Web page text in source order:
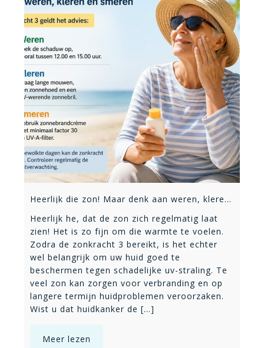
Heerlijk die zon! Maar denk aan weren, kleren en smeren
Heerlijk he, dat de zon zich regelmatig laat
zien! Het is zo fijn om die warmte te voelen.
Zodra de zonkracht 3 bereikt, is het echter
wel belangrijk om uw huid goed te
beschermen tegen schadelijke uv-straling. Te
veel zon kan zorgen voor verbranding en op
langere termijn huidproblemen veroorzaken.
Wist u dat huidkanker de [...]
Meer lezen